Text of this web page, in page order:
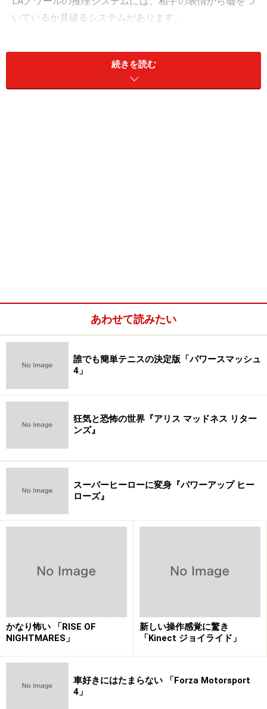
いているか見破るシステムがあります。
相手の顔をよく見てすぐに目をそらしたり、うつむいた
り、声に自信がないといった挙動不審をチェックして、
相手の証言を信用するか、しないかを選ぶことができま
・公式HP：
http://www.rockstargames.com/lanoire/ja_jp/agegate/re
f/?redirect=
※上記データは記事公開時点のものです。
※記事内容は執筆時点のものです。最新の内容をご確認くださ
い。
続きを読む
あわせて読みたい
誰でも簡単テニスの決定版「パワースマッシュ
4」
狂気と恐怖の世界『アリス マッドネス リター
ンズ』
スーパーヒーローに変身『パワーアップ ヒー
ローズ』
かなり怖い 「RISE OF
NIGHTMARES」
新しい操作感覚に驚き
「Kinect ジョイライド」
車好きにはたまらない 「Forza Motorsport
4」